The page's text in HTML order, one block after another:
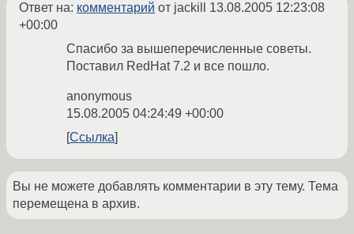
Ответ на: комментарий от jackill 13.08.2005 12:23:08
+00:00
Спасибо за вышеперечисленные советы.
Поставил RedHat 7.2 и все пошло.
anonymous
15.08.2005 04:24:49 +00:00
Ссылка
Вы не можете добавлять комментарии в эту тему. Тема
перемещена в архив.